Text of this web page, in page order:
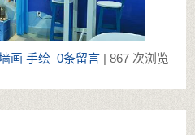
画 手绘 0条留言 | 867 次浏览